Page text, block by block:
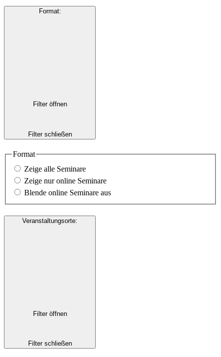
Format:
Filter öffnen
Filter schließen
Format
Zeige alle Seminare
Zeige nur online Seminare
Blende online Seminare aus
Veranstaltungsorte:
Filter öffnen
Filter schließen